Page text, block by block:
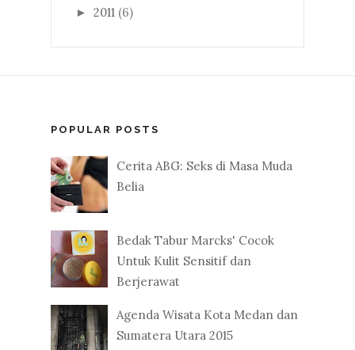
► 2011 (6)
POPULAR POSTS
Cerita ABG: Seks di Masa Muda
Belia
Bedak Tabur Marcks' Cocok
Untuk Kulit Sensitif dan
Berjerawat
Agenda Wisata Kota Medan dan
Sumatera Utara 2015